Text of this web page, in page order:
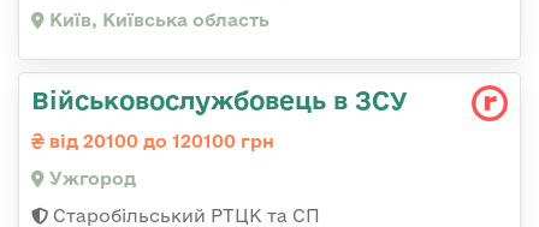
Київ, Київська область
Військовослужбовець в ЗСУ
від 20100 до 120100 грн
Ужгород
Старобільський РТЦК та СП